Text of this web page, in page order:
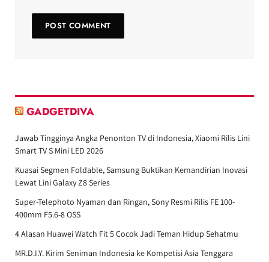
GADGETDIVA
Jawab Tingginya Angka Penonton TV di Indonesia, Xiaomi Rilis Lini
Smart TV S Mini LED 2026
Kuasai Segmen Foldable, Samsung Buktikan Kemandirian Inovasi
Lewat Lini Galaxy Z8 Series
Super-Telephoto Nyaman dan Ringan, Sony Resmi Rilis FE 100-
400mm F5.6-8 OSS
4 Alasan Huawei Watch Fit 5 Cocok Jadi Teman Hidup Sehatmu
MR.D.I.Y. Kirim Seniman Indonesia ke Kompetisi Asia Tenggara